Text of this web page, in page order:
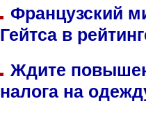
Французский
Гейтса в
Ждите
налога на